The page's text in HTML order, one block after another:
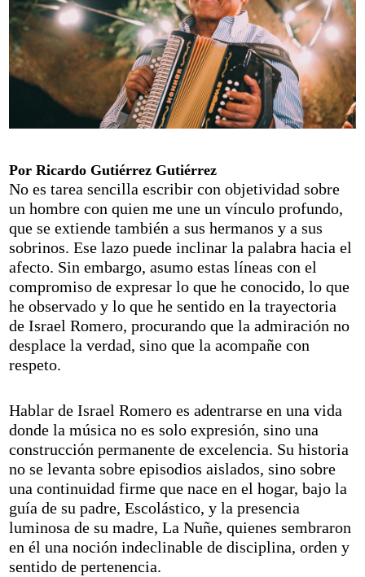
Por Ricardo Gutiérrez Gutiérrez
No es tarea sencilla escribir con objetividad sobre
un hombre con quien me une un vínculo profundo,
que se extiende también a sus hermanos y a sus
sobrinos. Ese lazo puede inclinar la palabra hacia el
afecto. Sin embargo, asumo estas líneas con el
compromiso de expresar lo que he conocido, lo que
he observado y lo que he sentido en la trayectoria
de Israel Romero, procurando que la admiración no
desplace la verdad, sino que la acompañe con
respeto.
Hablar de Israel Romero es adentrarse en una vida
donde la música no es solo expresión, sino una
construcción permanente de excelencia. Su historia
no se levanta sobre episodios aislados, sino sobre
una continuidad firme que nace en el hogar, bajo la
guía de su padre, Escolástico, y la presencia
luminosa de su madre, La Nuñe, quienes sembraron
en él una noción indeclinable de disciplina, orden y
sentido de pertenencia.